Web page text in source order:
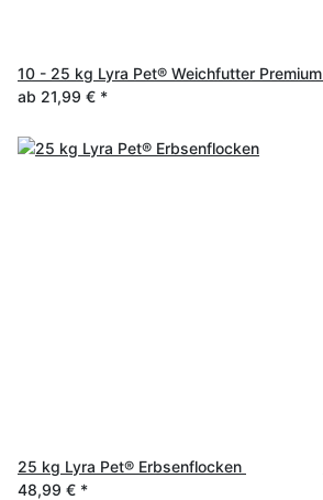
10 - 25 kg Lyra Pet® Weichfutter Premium
ab 21,99 € *
25 kg Lyra Pet® Erbsenflocken
48,99 € *